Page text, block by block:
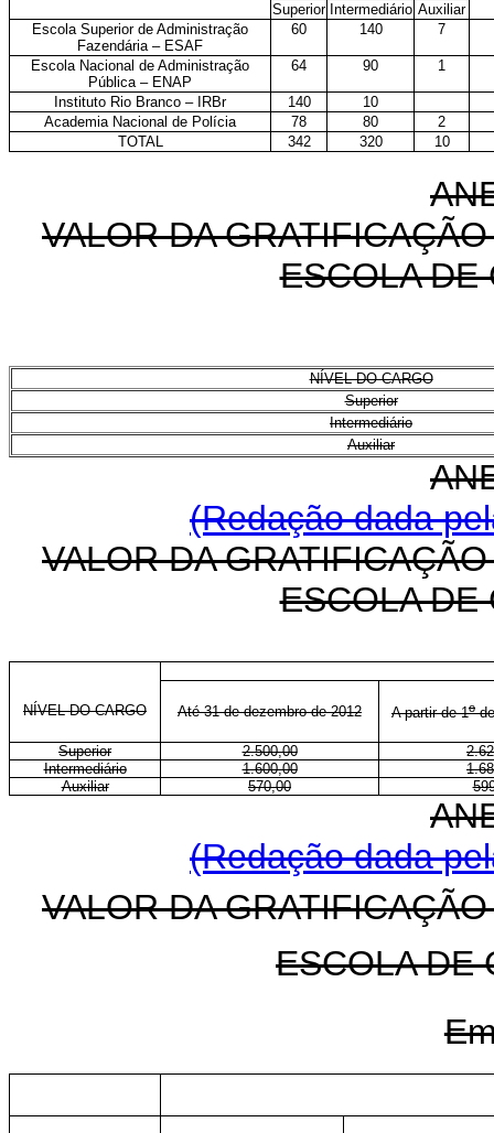
Superior Intermediário Auxiliar
Escola Superior de Administração
Fazendária – ESAF
60 140 7
Escola Nacional de Administração
Pública – ENAP
64 90 1
Instituto Rio Branco – IRBr 140
10
Academia Nacional de Polícia
78 80
2
TOTAL
342 320 10
VALOR DA
ESCOLA DE
NÍVEL DO CARGO
Superior
Intermediário
Auxiliar
(Redação dada
VALOR DA
ESCOLA DE
NÍVEL DO CARGO Até 31 de dezembro de 2012 A partir de 1o
Superior 2.500,00
Intermediário
1.600,00
Auxiliar
570,00
(Redação dada
VALOR DA
ESCOLA DE